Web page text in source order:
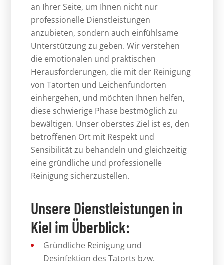
an Ihrer Seite, um Ihnen nicht nur
professionelle Dienstleistungen
anzubieten, sondern auch einfühlsame
Unterstützung zu geben. Wir verstehen
die emotionalen und praktischen
Herausforderungen, die mit der Reinigung
von Tatorten und Leichenfundorten
einhergehen, und möchten Ihnen helfen,
diese schwierige Phase bestmöglich zu
bewältigen. Unser oberstes Ziel ist es, den
betroffenen Ort mit Respekt und
Sensibilität zu behandeln und gleichzeitig
eine gründliche und professionelle
Reinigung sicherzustellen.
Unsere Dienstleistungen in
Kiel im Überblick:
Gründliche Reinigung und
Desinfektion des Tatorts bzw.